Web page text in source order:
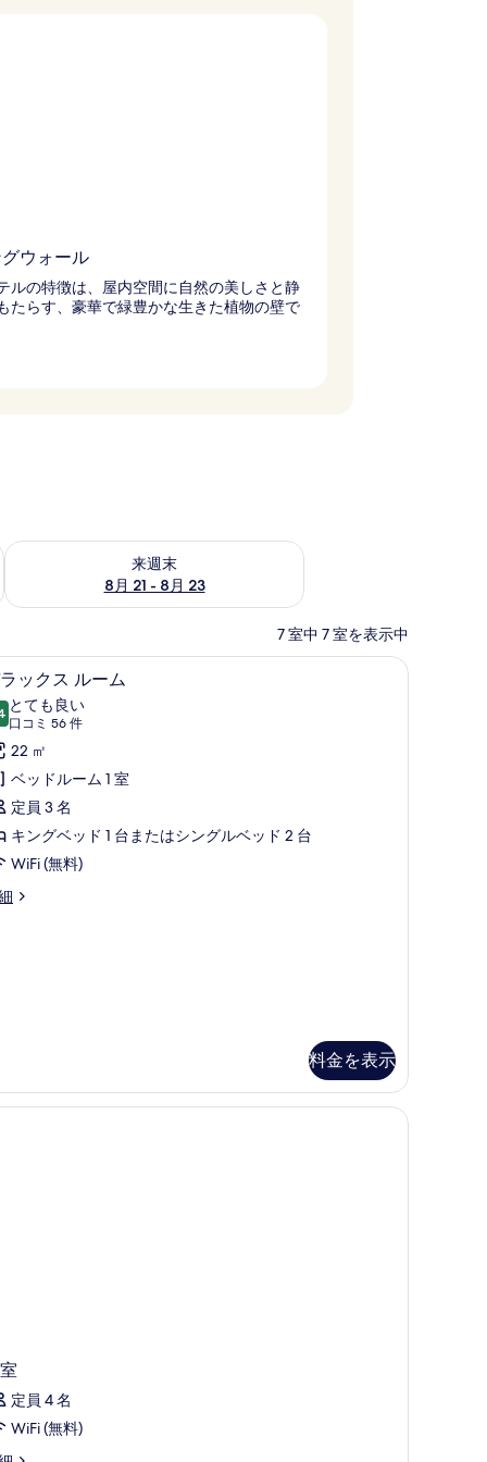
ウォール
ルの特徴は、屋内空間に自然の美しさと静
たらす、豪華で緑豊かな生きた植物の壁で
ク
来週末
8月 21 - 8月 23
来週末 8月 21 - 8月 23 の空室状況をチェック
7 室中 7 室を表示中
セーフティボックス (室内)、アイロン / アイ
7 ックス ルーム
点中 8.4
とても良い
口コミ 56 件
(口
コ
ミ
56
件)
22 ㎡
ベッドルーム 1 室
定員 3 名
キングベッド 1 台またはシングルベッド 2 台
WiFi (無料)
料金を表示
定員 4 名
WiFi (無料)